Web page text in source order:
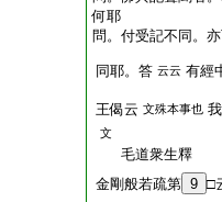
何耶
問。付受記不同。
同耶。答 云云 有經
王偈云 文殊本事也
文
毛道衆生釋
金剛般若疏第 9 □